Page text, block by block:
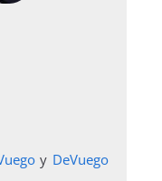
y DeVuego